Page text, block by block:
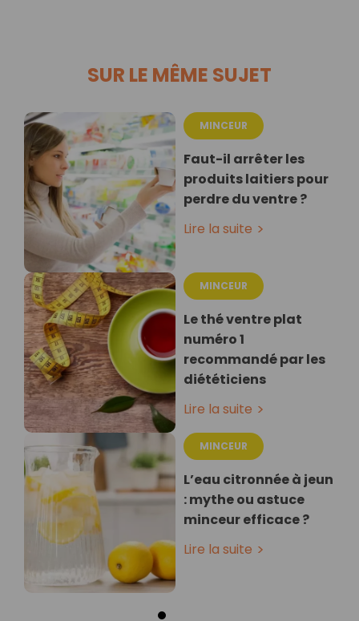
SUR LE MÊME SUJET
MINCEUR
Faut-il arrêter les
produits laitiers pour
perdre du ventre ?
Lire la suite
MINCEUR
Le thé ventre plat
numéro 1
recommandé par les
diététiciens
Lire la suite
MINCEUR
L’eau citronnée à jeun
: mythe ou astuce
minceur efficace ?
Lire la suite